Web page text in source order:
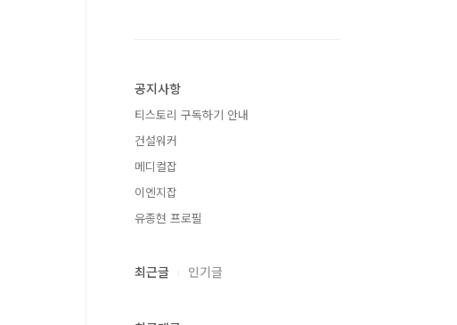
공지사항
티스토리 구독하기 안내
건설워커
메디컬잡
이엔지잡
유종현 프로필
최근글 인기글